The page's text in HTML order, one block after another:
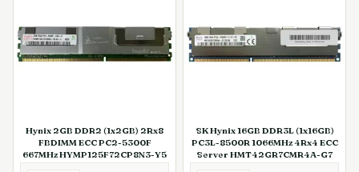
Hynix 2GB DDR2 (1x2GB) 2Rx8
FBDIMM ECC PC2-5300F
667MHz HYMP125F72CP8N3-Y5
SK Hynix 16GB DDR3L (1x16GB)
PC3L-8500R 1066MHz 4Rx4 ECC
Server HMT42GR7CMR4A-G7